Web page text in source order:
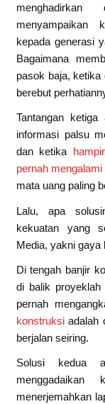
menyampaikan
kepada generasi
Bagaimana
pasok baja,
berebut
Tantangan
informasi palsu
dan ketika
pernah
mata uang paling
Lalu, apa
kekuatan yang
Media, yakni gaya
Di tengah banjir
di balik
pernah
konstruksiadalah
berjalan seiring.
Solusi kedua
menggadaikan
menerjemahkan